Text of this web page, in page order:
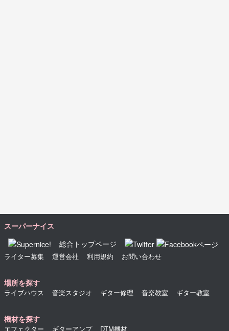
スーパーナイス
総合トップページ
ライター募集 運営会社 利用規約 お問い合わせ
場所を探す
ライブハウス 音楽スタジオ ギター修理 音楽教室 ギター教室
機材を探す
エフェクター ギターアンプ DTM機材